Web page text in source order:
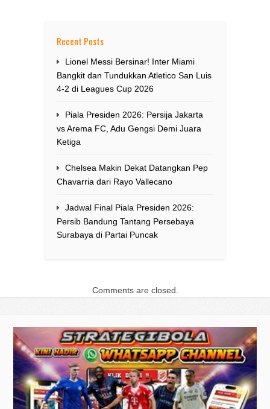
Recent Posts
Lionel Messi Bersinar! Inter Miami
Bangkit dan Tundukkan Atletico San Luis
4-2 di Leagues Cup 2026
Piala Presiden 2026: Persija Jakarta
vs Arema FC, Adu Gengsi Demi Juara
Ketiga
Chelsea Makin Dekat Datangkan Pep
Chavarria dari Rayo Vallecano
Jadwal Final Piala Presiden 2026:
Persib Bandung Tantang Persebaya
Surabaya di Partai Puncak
Comments are closed.